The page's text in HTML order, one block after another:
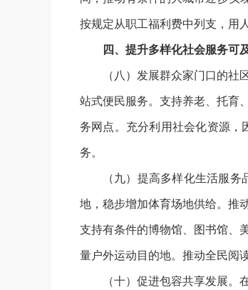
按规定从职工福利费中列支，用
四、提升多样化社会服务可
（八）发展群众家门口的
站式便民服务。支持养老、托育
务网点。充分利用社会化资源，
务。
（九）提高多样化生活服
地，稳步增加体育场地供给。推
支持有条件的博物馆、图书馆、
量户外运动目的地。推动全民阅
（十）促进包容共享发展